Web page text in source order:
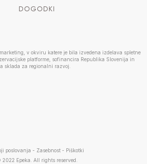
DOGODKI
v okviru katere je bila izvedena izdelava spletne
platforme, sofinancira Republika Slovenija in
sklada za regionalni razvoj.
poslovanja - Zasebnost- Piškotki
2022 Epeka. All rights reserved.